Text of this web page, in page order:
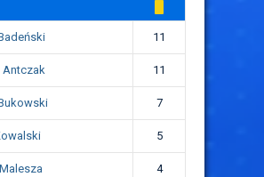
11
Antczak 11
7
5
4